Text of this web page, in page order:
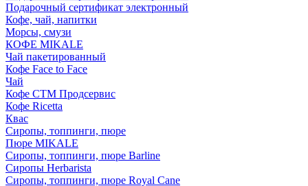
Подарочный сертификат электронный
Кофе, чай, напитки
Морсы, смузи
КОФЕ MIKALE
Чай пакетированный
Кофе Face to Face
Чай
Кофе СТМ Продсервис
Кофе Ricetta
Квас
Сиропы, топпинги, пюре
Пюре MIKALE
Сиропы, топпинги, пюре Barline
Сиропы Herbarista
Сиропы, топпинги, пюре Royal Cane